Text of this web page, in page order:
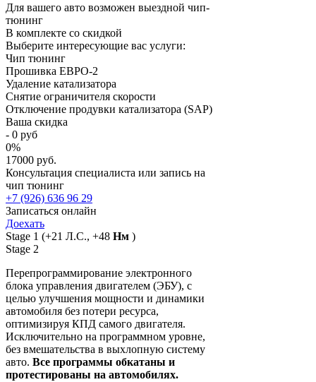
Для вашего авто возможен выездной чип-
тюнинг
В комплекте со скидкой
Выберите интересующие вас услуги:
Чип тюнинг
Прошивка ЕВРО-2
Удаление катализатора
Снятие ограничителя скорости
Отключение продувки катализатора (SAP)
Ваша скидка
- 0 руб
0%
17000 руб.
Консультация специалиста или запись на
чип тюнинг
+7 (926) 636 96 29
Записаться онлайн
Доехать
Stage 1 (+21 Л.С., +48 Нм )
Stage 2
Перепрограммирование электронного
блока управления двигателем (ЭБУ), с
целью улучшения мощности и динамики
автомобиля без потери ресурса,
оптимизируя КПД самого двигателя.
Исключительно на программном уровне,
без вмешательства в выхлопную систему
авто. Все программы обкатаны и
протестированы на автомобилях.